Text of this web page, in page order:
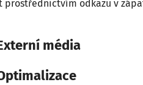
prostřednictvím odkazu v
média